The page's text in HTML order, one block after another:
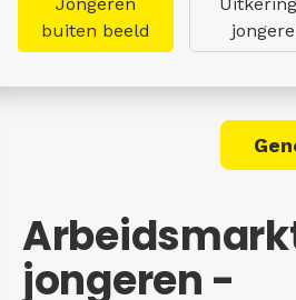
buiten beeld
jongeren -